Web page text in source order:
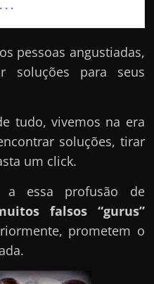
pessoas angustiadas,
soluções para seus
tudo, vivemos na era
soluções, tirar
um click.
a essa profusão de
falsos “gurus”
prometem o